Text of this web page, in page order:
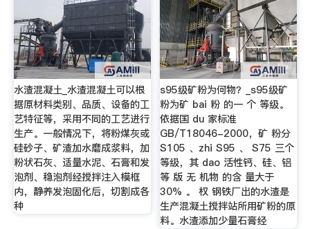
水渣混凝土_水渣混凝土可以根
据原材料类别、品质、设备的工
艺特征等，采用不同的工艺进行
生产。一般情况下，将粉煤灰或
硅砂子、矿渣加水磨成浆料，加
粉状石灰、适量水泥、石膏和发
泡剂、稳泡剂经搅拌注入模框
内，静养发泡固化后，切割成各
种
s95级矿粉为何物？_s95级矿
粉为矿 bai 粉 的一 个 等级。
依据国 du 家标准
GB/T18046-2000，矿 粉分
S105 、zhi S95 、 S75 三个
等级，其 dao 活性钙、硅、铝
等 版 无 机物 的含 量大于
30% 。 权 钢铁厂出的水渣是
生产混凝土搅拌站所用矿粉的原
料。水渣添加少量石膏经